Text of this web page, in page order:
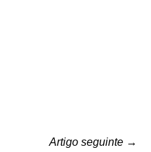
Artigo seguinte →